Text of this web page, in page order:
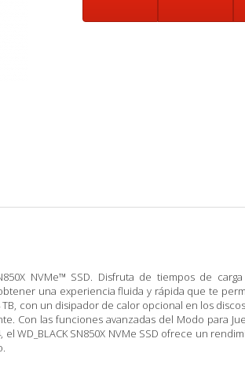
NVMe™ SSD. Disfruta de tiempos de
una experiencia fluida y rápida que te
con un disipador de calor opcional en los
Con las funciones avanzadas del Modo para
SN850X NVMe SSD ofrece un